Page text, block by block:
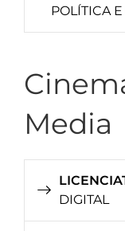
POLÍTICA
Media
DIGITAL